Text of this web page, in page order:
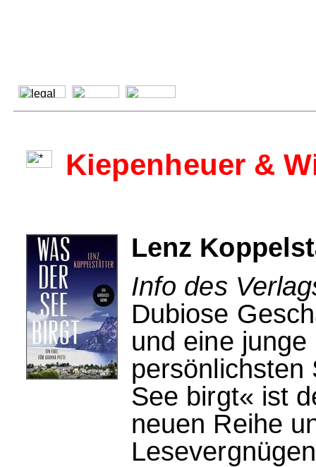
Kiepenheuer &
Lenz
Info des
Dubiose
und eine
persönlichsten
See birgt« ist
neuen Reihe